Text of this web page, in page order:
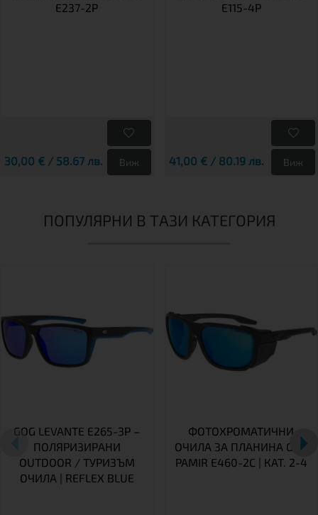
E237-2P
30,00 € / 58.67 лв. Виж
E115-4P
41,00 € / 80.19 лв. Виж
ПОПУЛЯРНИ В ТАЗИ КАТЕГОРИЯ
GOG LEVANTE E265-3P –
ПОЛЯРИЗИРАНИ
OUTDOOR / ТУРИЗЪМ
ОЧИЛА | REFLEX BLUE
ФОТОХРОМАТИЧНИ
ОЧИЛА ЗА ПЛАНИНА GOG
PAMIR E460-2C | КАТ. 2-4